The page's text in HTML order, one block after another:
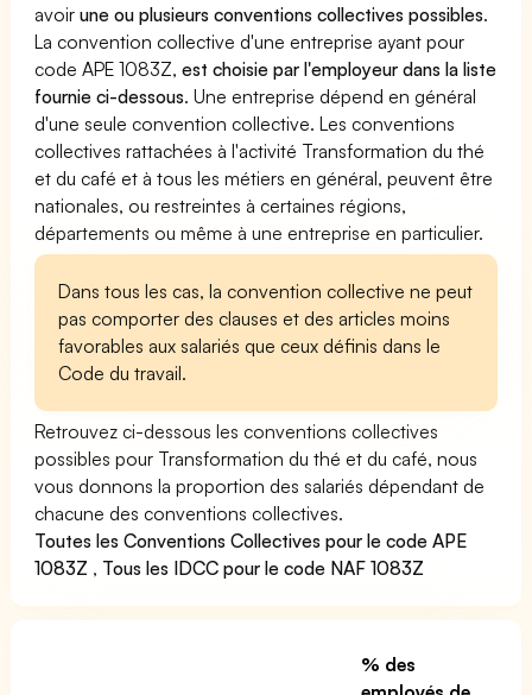
avoirune ou plusieurs conventions collectives possibles.
La convention collective d'une entreprise ayant pour
code APE 1083Z,est choisie par l'employeur dans la liste
fournie ci-dessous. Une entreprise dépend en général
d'une seule convention collective. Les conventions
collectives rattachées à l'activité Transformation du thé
et du café et à tous les métiers en général, peuvent être
nationales, ou restreintes à certaines régions,
départements ou même à une entreprise en particulier.
Dans tous les cas, la convention collective ne peut
pas comporter des clauses et des articles moins
favorables aux salariés que ceux définis dans le
Code du travail.
Retrouvez ci-dessous les conventions collectives
possibles pour Transformation du thé et du café, nous
vous donnons la proportion des salariés dépendant de
chacune des conventions collectives.
Toutes les Conventions Collectives pour le code APE
1083Z , Tous les IDCC pour le code NAF 1083Z
% des